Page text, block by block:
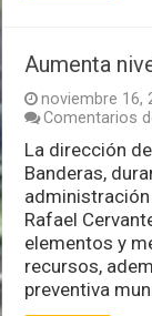
Aumenta
noviembre 16,
Comentarios
La dirección
Banderas,
Rafael
elementos y
recursos,
preventiva